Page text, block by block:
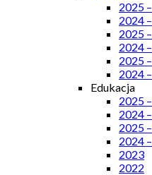
2025
2024
2025
2024
2025
2024
Edukacja
2025
2024
2025
2024
2023
2022